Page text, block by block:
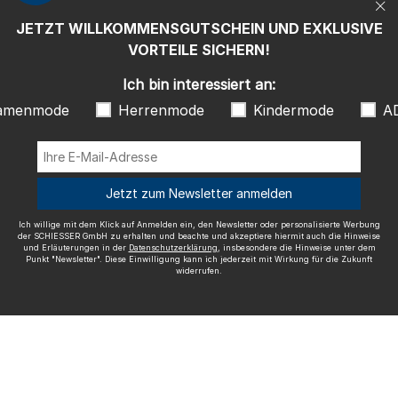
"Newsletter". Diese Einwilligung kann ich jederzeit mit Wirkung für die
Wir versenden mit
Ausgezeichnete Qualität
Mehr Informationen zu unseren Bewertungen
JETZT WILLKOMMENSGUTSCHEIN UND EXKLUSIVE
VORTEILE SICHERN!
Ich bin interessiert an:
Herrenmode Kindermode
Jetzt zum Newsletter anmelden
Ich willige mit dem Klick auf Anmelden ein, den Newsletter oder personalisierte Werbung
der SCHIESSER GmbH zu erhalten und beachte und akzeptiere hiermit auch die Hinweise
und Erläuterungen in der Datenschutzerklärung , insbesondere die Hinweise unter dem
Punkt "Newsletter". Diese Einwilligung kann ich jederzeit mit Wirkung für die Zukunft
widerrufen.